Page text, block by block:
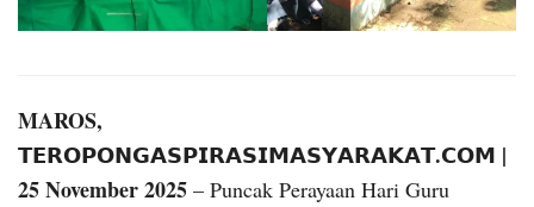
MAROS,
𝗧𝗘𝗥𝗢𝗣𝗢𝗡𝗚𝗔𝗦𝗣𝗜𝗥𝗔𝗦𝗜𝗠𝗔𝗦𝗬𝗔𝗥𝗔𝗞𝗔𝗧.𝗖𝗢𝗠 |
25 November 2025 – Puncak Perayaan Hari Guru